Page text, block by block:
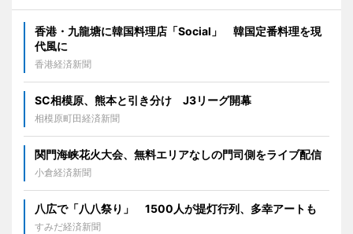
香港・九龍塘に韓国料理店「Social」 韓国定番料理を現
代風に
香港経済新聞
SC相模原、熊本と引き分け J3リーグ開幕
相模原町田経済新聞
関門海峡花火大会、無料エリアなしの門司側をライブ配信
小倉経済新聞
八広で「八八祭り」 1500人が提灯行列、多幸アートも
すみだ経済新聞